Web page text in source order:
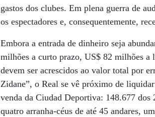
gastos dos clubes. Em plena guerra de
os espectadores e, consequentemente,
Embora a entrada de dinheiro seja
milhões a curto prazo, US$ 82 milhões a
devem ser acrescidos ao valor total por
Zidane”, o Real se vê próximo de
venda da Ciudad Deportiva: 148.677 dos
quatro arranha-céus de até 45 andares,